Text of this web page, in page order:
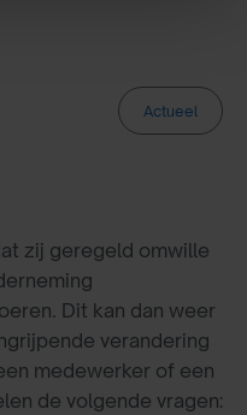
Actueel
zij geregeld omwille
Dit kan dan weer
verandering
medewerker of een
de volgende vragen: